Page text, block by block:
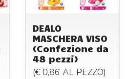
DEALO
MASCHERA VISO
(Confezione da
48 pezzi)
(€ 0,86 AL PEZZO)